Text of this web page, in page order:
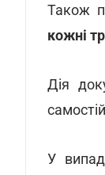
Також
кожні
Дія
У